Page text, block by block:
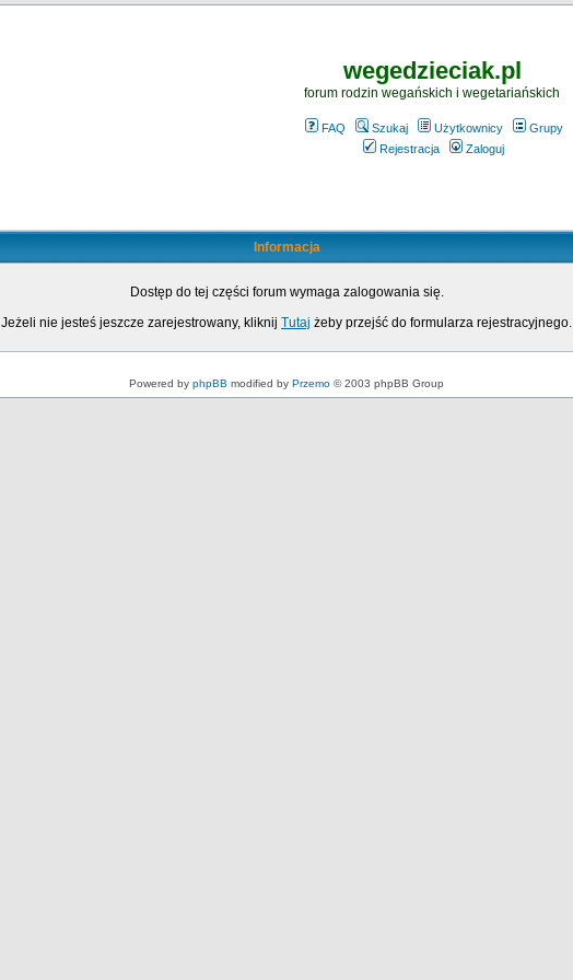
wegedzieciak.pl
forum rodzin wegańskich i wegetariańskich
FAQ Szukaj Użytkownicy
Grupy
Rejestracja
Zaloguj
Informacja
Dostęp do tej części forum wymaga zalogowania się.
Jeżeli nie jesteś jeszcze zarejestrowany, kliknij Tutaj żeby przejść do formularza rejestracyjnego.
Powered by phpBB modified by Przemo © 2003 phpBB Group